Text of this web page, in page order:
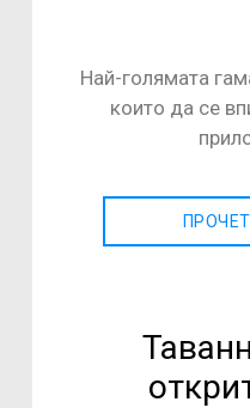
Най-голямата
които да се